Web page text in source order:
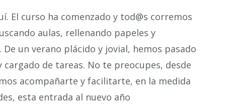
El curso ha comenzado y tod@s corremos
aulas, rellenando papeles y
De un verano plácido y jovial, hemos pasado
de tareas. No te preocupes, desde
acompañarte y facilitarte, en la medida
esta entrada al nuevo año